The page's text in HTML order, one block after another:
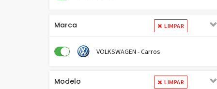
Marca LIMPAR
VOLKSWAGEN - Carros
Modelo LIMPAR